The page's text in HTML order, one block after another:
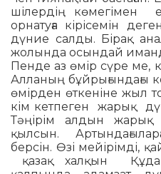
ші­лердің көмегімен
орнатуға кірісемін
дүние салды. Бірақ
жолында осындай
Пенде аз өмір сүре ме,
Алланың бұйрығындағы
өмірден өткеніне жыл
кім кетпеген жарық
Тәңірім алдын
қылсын.
берсін. Өзі мейірімді,
қазақ хал­қын